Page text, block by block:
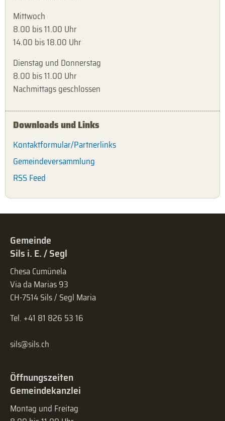
Mittwoch
8.00 bis 11.00 Uhr
14.00 bis 18.00 Uhr
Dienstag und Donnerstag
8.00 bis 11.00 Uhr
Nachmittags geschlossen
Downloads und Links
Kontaktformular/Partnerlinks
Gemeindeversammlung
RSS Feed
Gemeinde
Sils i. E. / Segl
Chesa Cumünela
Via da Marias 93
CH-7514 Sils / Segl Maria
Tel. +41 81 826 53 16
sils@sils.ch
Öffnungszeiten
Gemeindekanzlei
Montag und Freitag